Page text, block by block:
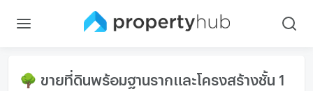
🌳 ขายที่ดินพร้อมฐานรากและโครงสร้างชั้น 1